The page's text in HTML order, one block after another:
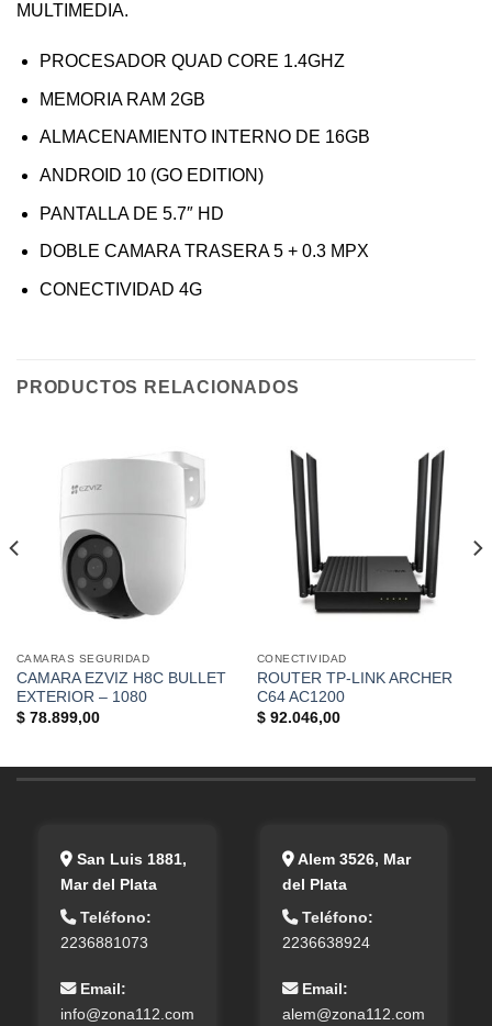
MULTIMEDIA.
PROCESADOR QUAD CORE 1.4GHZ
MEMORIA RAM 2GB
ALMACENAMIENTO INTERNO DE 16GB
ANDROID 10 (GO EDITION)
PANTALLA DE 5.7″ HD
DOBLE CAMARA TRASERA 5 + 0.3 MPX
CONECTIVIDAD 4G
PRODUCTOS RELACIONADOS
CAMARAS SEGURIDAD
CAMARA EZVIZ H8C BULLET
EXTERIOR – 1080
$78.899,00
CONECTIVIDAD
ROUTER TP-LINK ARCHER
C64 AC1200
$92.046,00
San Luis 1881,
Mar del Plata
Teléfono:
2236881073
Email:
info@zona112.com
Alem 3526, Mar
del Plata
Teléfono:
2236638924
Email:
alem@zona112.com